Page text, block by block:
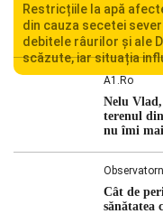
Restricțiile la apă
din cauza secetei
debitele râurilor și ale
scăzute, iar situația
Centralei Nucleare de
hidrologic din ultimii
A1.ro
Nelu
terenul
nu îmi
Cât de
sănătatea